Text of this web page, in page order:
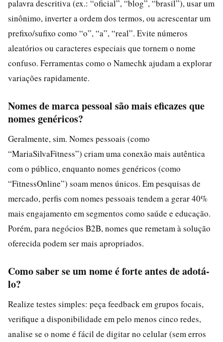
palavra descritiva (ex.: “oficial”, “blog”, “brasil”), usar um
sinônimo, inverter a ordem dos termos, ou acrescentar um
prefixo/sufixo como “o”, “a”, “real”. Evite números
aleatórios ou caracteres especiais que tornem o nome
confuso. Ferramentas como o Namechk ajudam a explorar
variações rapidamente.
Nomes de marca pessoal são mais eficazes que
nomes genéricos?
Geralmente, sim. Nomes pessoais (como
“MariaSilvaFitness”) criam uma conexão mais autêntica
com o público, enquanto nomes genéricos (como
“FitnessOnline”) soam menos únicos. Em pesquisas de
mercado, perfis com nomes pessoais tendem a gerar 40%
mais engajamento em segmentos como saúde e educação.
Porém, para negócios B2B, nomes que remetam à solução
oferecida podem ser mais apropriados.
Como saber se um nome é forte antes de adotá-
lo?
Realize testes simples: peça feedback em grupos focais,
verifique a disponibilidade em pelo menos cinco redes,
analise se o nome é fácil de digitar no celular (sem erros